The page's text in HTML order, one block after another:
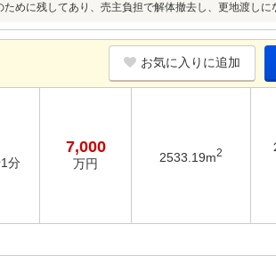
めに残してあり、売主負担で解体撤去し、更地渡しに
お気に入りに追加
分
7,000
万円 2533.19m2